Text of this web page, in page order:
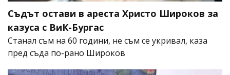
Съдът остави в ареста Христо Широков за
казуса с ВиК-Бургас
Станал съм на 60 години, не съм се укривал, каза
пред съда по-рано Широков